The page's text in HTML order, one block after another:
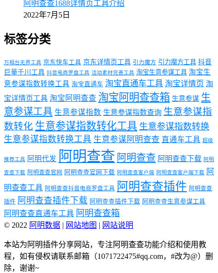
阿明查查1688详情页工具介绍
2022年7月5日
标签分类
万相台无界工具 京东快车工具 京东详情页工具 引力魔方 引力魔方工具 抖音
巨量千川工具 抖音电商罗盘工具 活动素材完善工具 淘宝生意参谋工具 淘宝生
意参谋指数转换工具 淘宝直通车 淘宝直通车工具 淘宝详情页 淘
宝详情页工具 淘宝阿明查查 淘宝阿明查查箱 生意参谋 生
意参谋工具 生意参谋指数 生意参谋指数查询 生意参谋指
数转化 生意参谋指数转化工具 生意参谋指数转换
生意参谋指数转换工具 生意参谋阿明查查 直通车工具 超级
推荐工具 阿明代发 阿明查查 阿明查查 阿明查查下载 阿明
查查下载 阿明查查官网 阿明查查官网下载 阿明查查客户端 阿明查查客户端下载
阿
明查查工具 阿明查查抖音电商罗盘工具 阿明查查插件 阿明查查
插件 阿明查查插件下载 阿明查查插件下载 阿明查查生意参谋工具
阿明查查直通车工具 阿明查查箱
© 2022 阿明数据 | 网站地图 | 网站说明
本站为阿明插件分享网站，专注阿明查查功能介绍和使用教
程，如有侵权请联系邮箱（1071722475#qq.com，#改为@）删
除，谢谢~